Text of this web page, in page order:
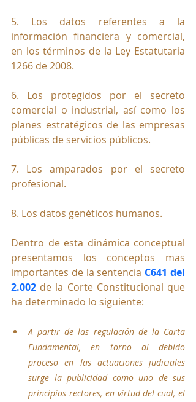
5. Los datos referentes a la
información financiera y comercial,
en los términos de la Ley Estatutaria
1266 de 2008.
6. Los protegidos por el secreto
comercial o industrial, así como los
planes estratégicos de las empresas
públicas de servicios públicos.
7. Los amparados por el secreto
profesional.
8. Los datos genéticos humanos.
Dentro de esta dinámica conceptual
presentamos los conceptos mas
importantes de la sentencia C641 del
2.002 de la Corte Constitucional que
ha determinado lo siguiente:
A partir de las regulación de la Carta
Fundamental, en torno al debido
proceso en las actuaciones judiciales
surge la publicidad como uno de sus
principios rectores, en virtud del cual, el